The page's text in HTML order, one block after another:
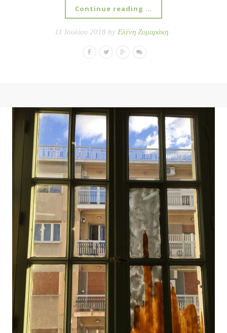
Continue reading …
11 Ιουλίου 2018 by Ελένη Ζυμαράκη